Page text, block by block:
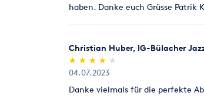
haben. Danke euch Grüsse Patrik
Christian Huber, IG-Bülacher
(*)
★
★
(*) ★
★
(*) ★
★
(*) ★
★
( ) ★
★
04.07.2023
Danke vielmals für die perfekte